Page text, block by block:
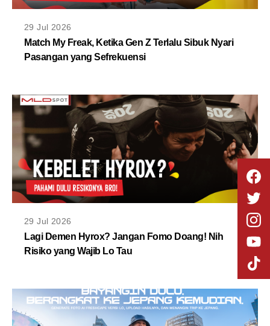
29 Jul 2026
Match My Freak, Ketika Gen Z Terlalu Sibuk Nyari
Pasangan yang Sefrekuensi
29 Jul 2026
Lagi Demen Hyrox? Jangan Fomo Doang! Nih
Risiko yang Wajib Lo Tau